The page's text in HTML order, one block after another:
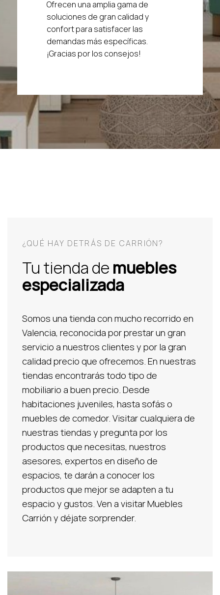
Ofrecen una amplia gama de
soluciones de gran calidad y
confort para satisfacer las
demandas más específicas.
¡Gracias por los consejos!
¿QUÉ HAY DETRÁS DE CARRIÓN?
Tu tienda de muebles
especializada
Somos una tienda con mucho recorrido en
Valencia, reconocida por prestar un gran
servicio a nuestros clientes y por la gran
calidad precio que ofrecemos. En nuestras
tiendas encontrarás todo tipo de
mobiliario a buen precio. Desde
habitaciones juveniles, hasta sofás o
muebles de comedor. Visitar cualquiera de
nuestras tiendas y pregunta por los
productos que necesitas, nuestros
asesores, expertos en diseño de
espacios, te darán a conocer los
productos que mejor se adapten a tu
espacio y gustos. Ven a visitar Muebles
Carrión y déjate sorprender.